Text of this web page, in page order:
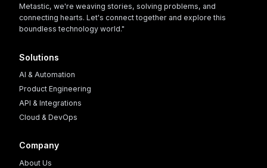
Metastic, we're weaving stories, solving problems, and
connecting hearts. Let's connect together and explore this
boundless technology world."
Solutions
AI & Automation
Product Engineering
API & Integrations
Cloud & DevOps
Company
About Us